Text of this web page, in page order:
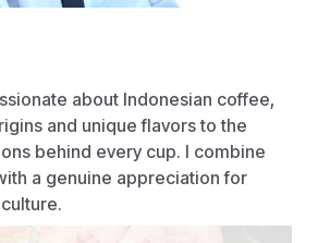
about Indonesian coffee,
and unique flavors to the
behind every cup. I combine
a genuine appreciation for